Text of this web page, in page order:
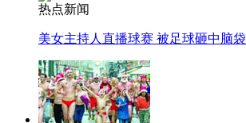
热点新闻
美女主持人直播球赛 被足球砸中脑袋